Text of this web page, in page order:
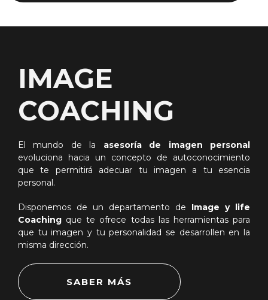
IMAGE
COACHING
El mundo de la asesoría de imagen personal
evoluciona hacia un concepto de autoconocimiento
que te permitirá adecuar tu imagen a tu esencia
personal.
Disponemos de un departamento de Image y life
Coaching que te ofrece todas las herramientas para
que tu imagen y tu personalidad se desarrollen en la
misma dirección.
SABER MÁS